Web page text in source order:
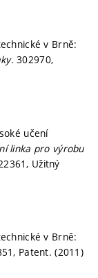
v Brně:
. 302970,
učení
linka pro výrobu
Užitný
v Brně:
Patent. (2011)